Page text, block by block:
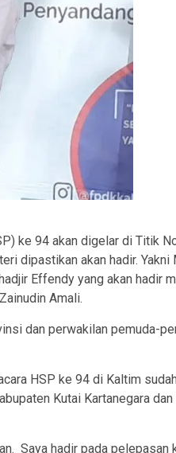
ke 94 akan digelar di Titik
dipastikan akan hadir. Yakni
Effendy yang akan hadir
Amali.
dan perwakilan pemuda-
HSP ke 94 di Kaltim
Kutai Kartanegara
Saya hadir pada pelepasan